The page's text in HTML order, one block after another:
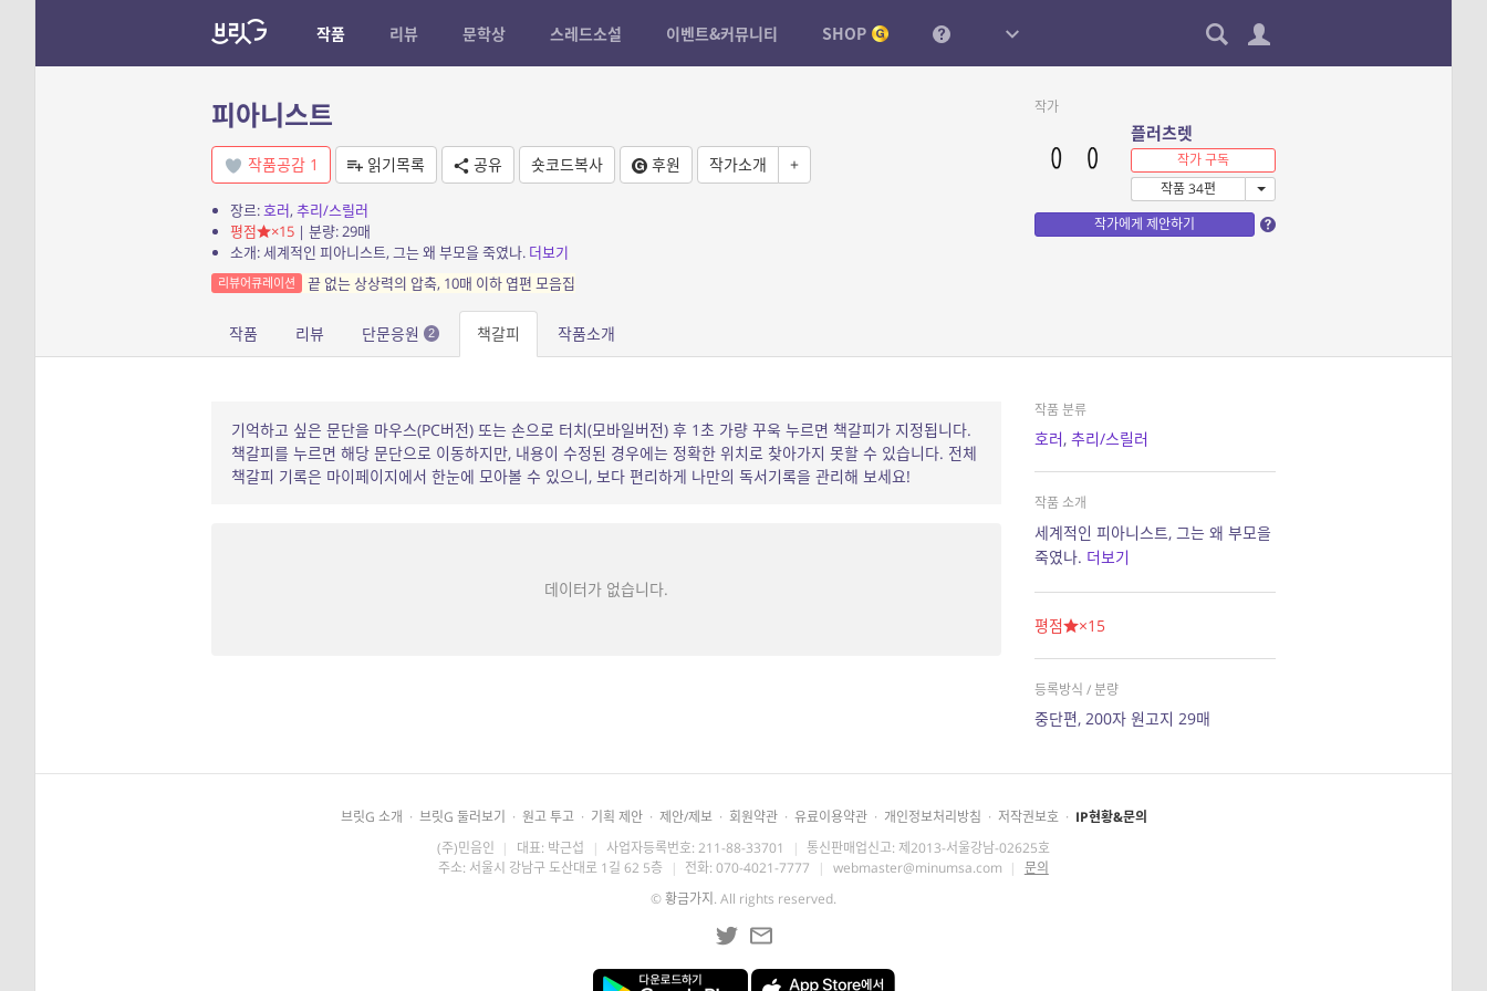
작품 리뷰 문학상 스레드소설 이벤트&커뮤니티 SHOP
피아니스트
작품공감 1 읽기목록 공유 숏코드복사 후원 작가소개 +
장르:호러, 추리/스릴러
평점
×15| 분량: 29매
소개: 세계적인 피아니스트, 그는 왜 부모을 죽였나. 더보기
리뷰어큐레이션 끝 없는 상상력의 압축, 10매 이하 엽편 모음집
작가
플러츠렛
작가 구독
작품 34편
작가에게 제안하기
작품 리뷰 단문응원 2 책갈피 작품소개
기억하고 싶은 문단을 마우스(PC버전) 또는 손으로 터치(모바일버전) 후 1초 가량 꾸욱 누르면 책갈피가 지정됩니다.
책갈피를 누르면 해당 문단으로 이동하지만, 내용이 수정된 경우에는 정확한 위치로 찾아가지 못할 수 있습니다. 전체
책갈피 기록은 마이페이지에서 한눈에 모아볼 수 있으니, 보다 편리하게 나만의 독서기록을 관리해 보세요!
데이터가 없습니다.
작품 분류
호러, 추리/스릴러
작품 소개
세계적인 피아니스트, 그는 왜 부모을
죽였나. 더보기
평점 ×15
등록방식 / 분량
중단편, 200자 원고지 29매
브릿G 소개 · 브릿G 둘러보기 · 원고 투고 · 기획 제안 · 제안/제보 · 회원약관 · 유료이용약관 · 개인정보처리방침 · 저작권보호 · IP현황&문의
(주)민음인 | 대표: 박근섭 | 사업자등록번호: 211-88-33701 | 통신판매업신고: 제2013-서울강남-02625호
주소: 서울시 강남구 도산대로 1길 62 5층 | 전화: 070-4021-7777 | webmaster@minumsa.com | 문의
©황금가지 . All rights reserved.